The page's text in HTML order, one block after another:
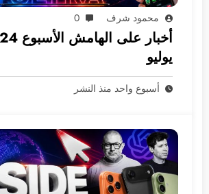
محمود شرف 0
يوليو
أسبوع واحد منذ النشر